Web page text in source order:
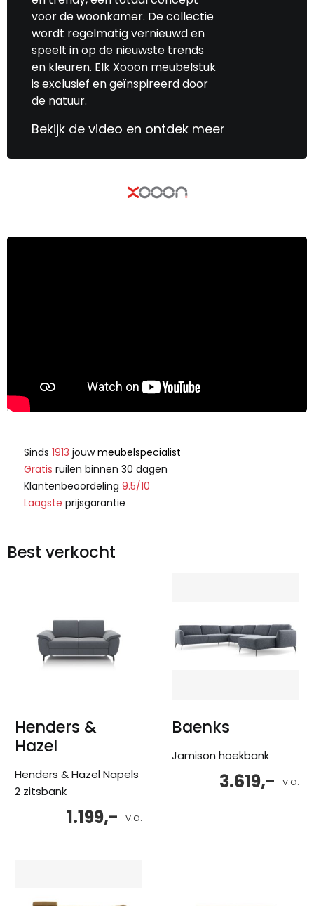
voor de woonkamer. De collectie
wordt regelmatig vernieuwd en
speelt in op de nieuwste trends
en kleuren. Elk Xooon meubelstuk
is exclusief en geïnspireerd door
de natuur.
Bekijk de video en ontdek meer
Sinds 1913 jouwmeubelspecialist
Gratis ruilen binnen 30 dagen
Klantenbeoordeling 9.5/10
Laagste prijsgarantie
Best verkocht
Henders &
Hazel
Henders & Hazel Napels
2 zitsbank
v.a.
1.199,-
Baenks
Jamison hoekbank
v.a.
3.619,-